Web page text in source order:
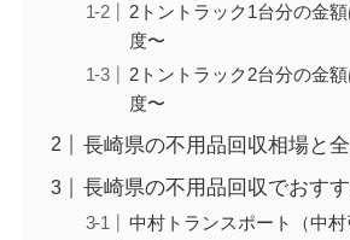
2トントラック1台分の金
度〜
2トントラック2台分の金
度〜
長崎県の不用品回収相場と
長崎県の不用品回収でおす
中村トランスポート（中村